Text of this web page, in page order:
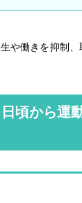
や働きを抑制
頃から運